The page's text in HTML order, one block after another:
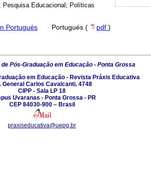
Educacional; Políticas
Portugués · Portugués ( pdf )
Pós-Graduação em Educação - Ponta Grossa
em Educação - Revista Práxis Educativa
General Carlos Cavalcanti, 4748
CIPP - Sala LP 18
Uvaranas - Ponta Grossa - PR
CEP 84030-900 – Brasil
praxiseducativa@uepg.br